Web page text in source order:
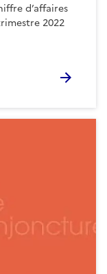
d’affaires
2022